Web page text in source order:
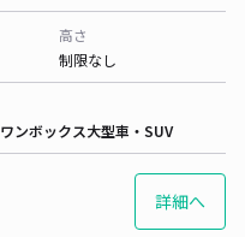
高さ
制限なし
ワンボックス大型車・SUV
詳細へ